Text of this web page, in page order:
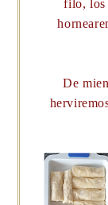
filo, los
De